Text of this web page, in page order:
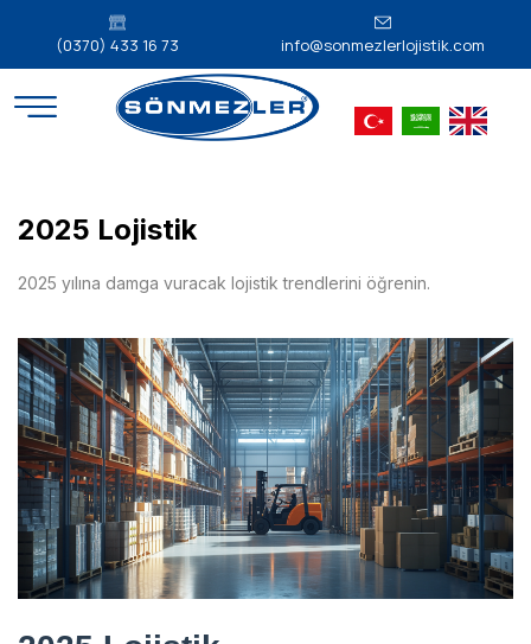
2025 Lojistik
2025 yılına damga vuracak lojistik trendlerini öğrenin.
(0370) 433 16 73 info@sonmezlerlojistik.com